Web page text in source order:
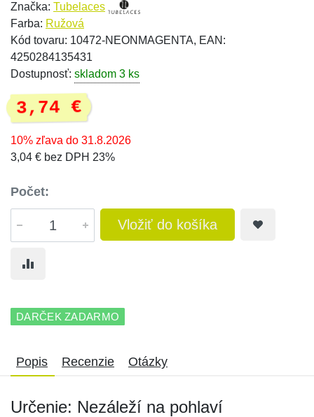
Značka: Tubelaces
Farba: Ružová
Kód tovaru: 10472-NEONMAGENTA, EAN:
4250284135431
Dostupnosť: skladom 3 ks
3,74 €
10% zľava do 31.8.2026
3,04 € bez DPH 23%
Počet:
Vložiť do košíka
DARČEK ZADARMO
Popis Recenzie Otázky
Určenie: Nezáleží na pohlaví